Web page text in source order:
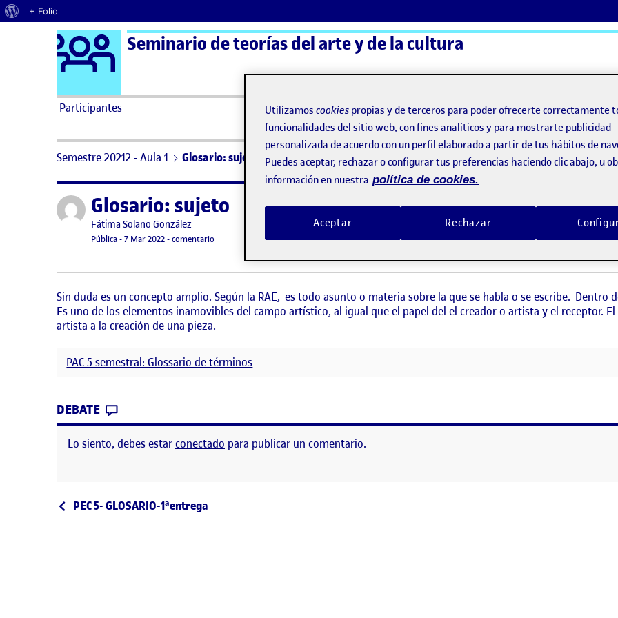
Acerca de WordPress
+ Folio
Saltar al contenido Logo Ágora
Seminario de teorías del arte y de la cultura
Participantes ActiFolios
Semestre 20212 - Aula 1 Glosario: sujeto
Publicado porGlosario: sujeto
Publicado por
Fátima Solano González
Visibilidad:
Pública-Fecha de publicación
7 Mar 2022-comentario en Glosario: sujeto
Sin duda es un concepto amplio. Según la RAE, es todo asunto o materia sobre la que se habla o se escribe.
Es uno de los elementos inamovibles del campo artístico, al igual que el papel del el creador o artista y el receptor.
artista a la creación de una pieza.
PAC 5 semestral: Glossario de términos
DEBATE
Lo siento, debes estarconectado para publicar un comentario.
Navegación de entradas
Entrada anterior
PEC 5- GLOSARIO-1ªentrega
Utilizamos cookies propias y de terceros para poder ofrecerte correctamente
funcionalidades del sitio web, con fines analíticos y para mostrarte publicidad
personalizada de acuerdo con un perfil elaborado a partir de tus hábitos de
Puedes aceptar, rechazar o configurar tus preferencias haciendo clic abajo, u
información en nuestra política de cookies.
Rechazar
Aceptar